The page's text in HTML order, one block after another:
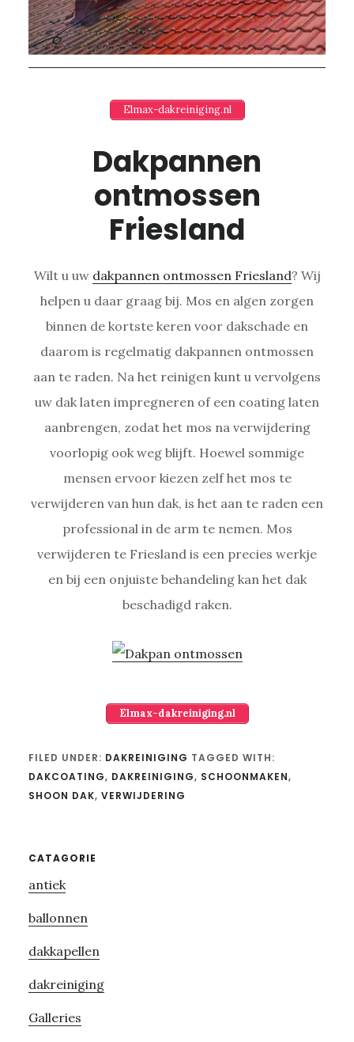
Elmax-dakreiniging.nl
Dakpannen
ontmossen
Friesland
Wilt u uw dakpannen ontmossen Friesland? Wij
helpen u daar graag bij. Mos en algen zorgen
binnen de kortste keren voor dakschade en
daarom is regelmatig dakpannen ontmossen
aan te raden. Na het reinigen kunt u vervolgens
uw dak laten impregneren of een coating laten
aanbrengen, zodat het mos na verwijdering
voorlopig ook weg blijft. Hoewel sommige
mensen ervoor kiezen zelf het mos te
verwijderen van hun dak, is het aan te raden een
professional in de arm te nemen. Mos
verwijderen te Friesland is een precies werkje
en bij een onjuiste behandeling kan het dak
beschadigd raken.
Elmax-dakreiniging.nl
FILED UNDER: DAKREINIGING TAGGED WITH:
DAKCOATING, DAKREINIGING, SCHOONMAKEN,
SHOON DAK, VERWIJDERING
Primary
Sidebar
CATAGORIE
antiek
ballonnen
dakkapellen
dakreiniging
Galleries